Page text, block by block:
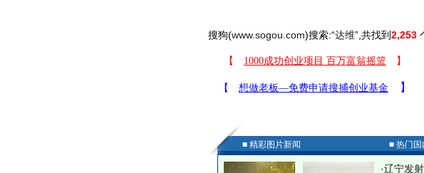
搜狗(www.sogou.com)搜索:“达维”,共找到2,253
■ 精彩图片新闻 ■ 热门国
·辽宁发